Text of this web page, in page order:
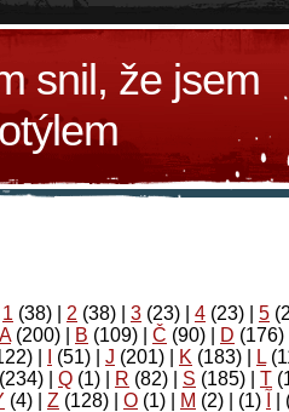
snil, že jsem
1 (38) 2 (38) 3 (23) 4 (23) 5
A(200) B (109) Č (90) D (176)
(51) J (201) K (183) L
(234) Q (1) R (82) S (185) T
(4) Z (128) Ο (1) М (2)
(1)